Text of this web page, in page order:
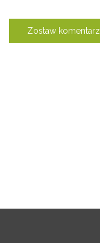
Zostaw komentarz